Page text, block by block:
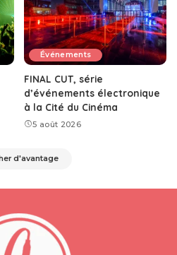
Événements
FINAL CUT, série
d’événements électronique
à la Cité du Cinéma
5 août 2026
d'avantage